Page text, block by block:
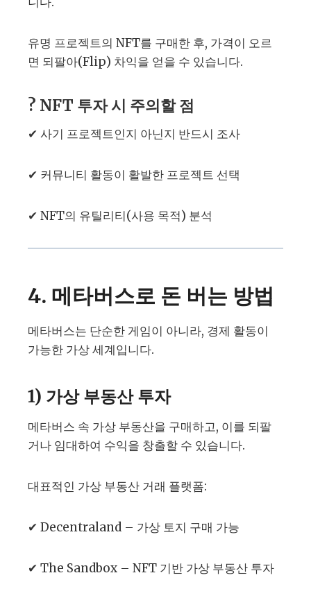
유명 프로젝트의 NFT를 구매한 후, 가격이 오르
면 되팔아(Flip) 차익을 얻을 수 있습니다.
? NFT 투자 시 주의할 점
✔ 사기 프로젝트인지 아닌지 반드시 조사
✔ 커뮤니티 활동이 활발한 프로젝트 선택
✔ NFT의 유틸리티(사용 목적) 분석
4. 메타버스로 돈 버는 방법
메타버스는 단순한 게임이 아니라, 경제 활동이
가능한 가상 세계입니다.
1) 가상 부동산 투자
메타버스 속 가상 부동산을 구매하고, 이를 되팔
거나 임대하여 수익을 창출할 수 있습니다.
대표적인 가상 부동산 거래 플랫폼:
✔ Decentraland – 가상 토지 구매 가능
✔ The Sandbox – NFT 기반 가상 부동산 투자